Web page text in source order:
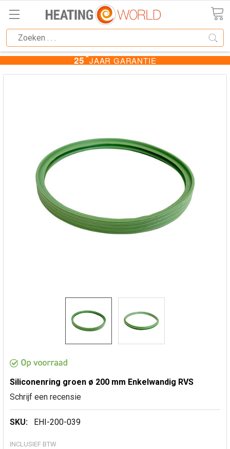
25★JAAR GARANTIE
Siliconenring groen ø 200 mm Enkelwandig RVS
Schrijf een recensie
SKU: EHI-200-039
INCLUSIEF BTW